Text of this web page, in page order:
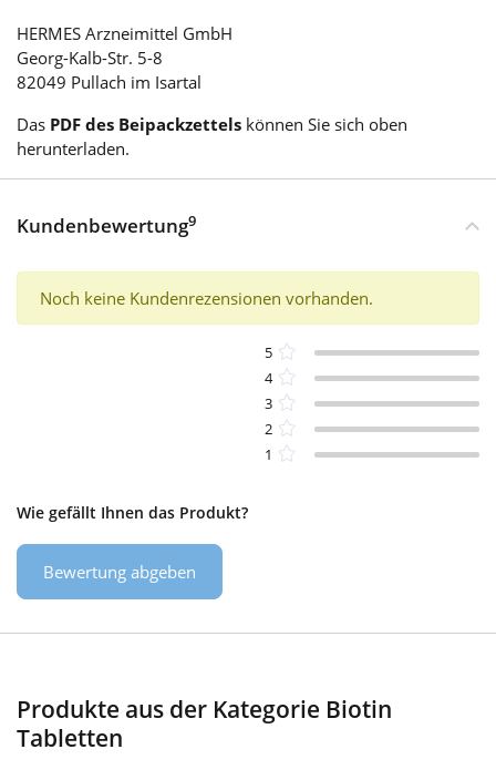
HERMES Arzneimittel GmbH
Georg-Kalb-Str. 5-8
82049 Pullach im Isartal
Das PDF des Beipackzettels können Sie sich oben
herunterladen.
Kundenbewertung9
Noch keine Kundenrezensionen vorhanden.
5
4
3
2
1
Wie gefällt Ihnen das Produkt?
Bewertung abgeben
Produkte aus der Kategorie Biotin
Tabletten